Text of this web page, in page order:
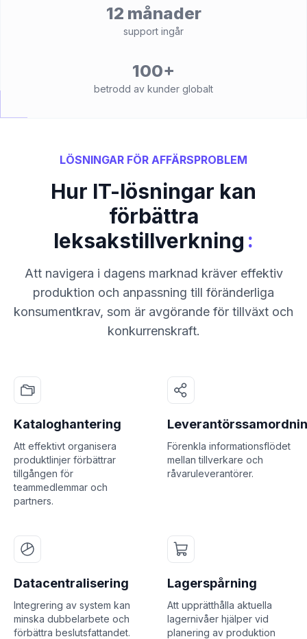
12 månader
support ingår
100+
betrodd av kunder globalt
LÖSNINGAR FÖR AFFÄRSPROBLEM
Hur IT-lösningar kan
förbättra
leksakstillverkning :
Att navigera i dagens marknad kräver effektiv
produktion och anpassning till föränderliga
konsumentkrav, som är avgörande för tillväxt och
konkurrenskraft.
Kataloghantering
Att effektivt organisera
produktlinjer förbättrar
tillgången för
teammedlemmar och
partners.
Förenkla informationsflödet
mellan tillverkare och
råvaruleverantörer.
Datacentralisering
Integrering av system kan
minska dubbelarbete och
förbättra beslutsfattandet.
Lagerspårning
Att upprätthålla aktuella
lagernivåer hjälper vid
planering av produktion